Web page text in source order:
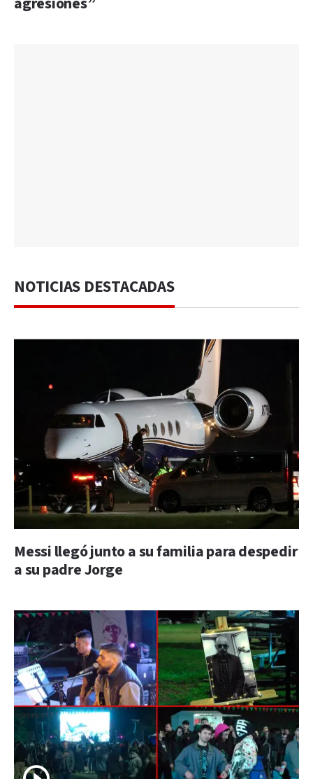
NOTICIAS DESTACADAS
Messi llegó junto a su familia para despedir
a su padre Jorge